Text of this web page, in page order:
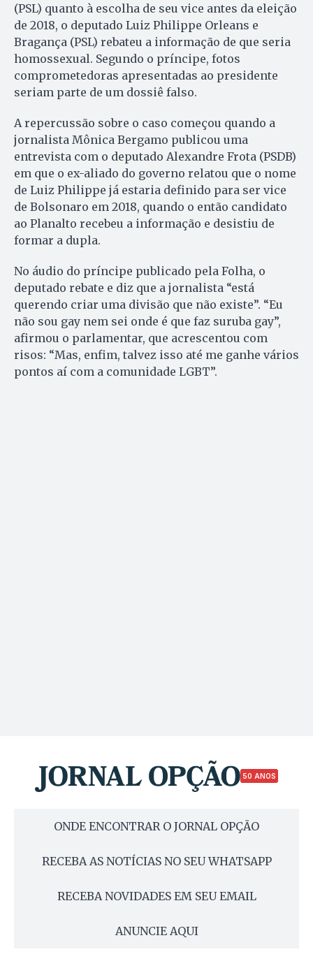
(PSL) quanto à escolha de seu vice antes da eleição
de 2018, o deputado Luiz Philippe Orleans e
Bragança (PSL) rebateu a informação de que seria
homossexual. Segundo o príncipe, fotos
comprometedoras apresentadas ao presidente
seriam parte de um dossiê falso.
A repercussão sobre o caso começou quando a
jornalista Mônica Bergamo publicou uma
entrevista com o deputado Alexandre Frota (PSDB)
em que o ex-aliado do governo relatou que o nome
de Luiz Philippe já estaria definido para ser vice
de Bolsonaro em 2018, quando o então candidato
ao Planalto recebeu a informação e desistiu de
formar a dupla.
No áudio do príncipe publicado pela Folha, o
deputado rebate e diz que a jornalista “está
querendo criar uma divisão que não existe”. “Eu
não sou gay nem sei onde é que faz suruba gay”,
afirmou o parlamentar, que acrescentou com
risos: “Mas, enfim, talvez isso até me ganhe vários
pontos aí com a comunidade LGBT”.
50 ANOS
ONDE ENCONTRAR O JORNAL OPÇÃO
RECEBA AS NOTÍCIAS NO SEU WHATSAPP
RECEBA NOVIDADES EM SEU EMAIL
ANUNCIE AQUI